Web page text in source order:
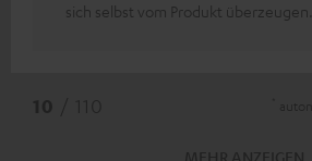
sich selbst vom Produkt überzeugen.